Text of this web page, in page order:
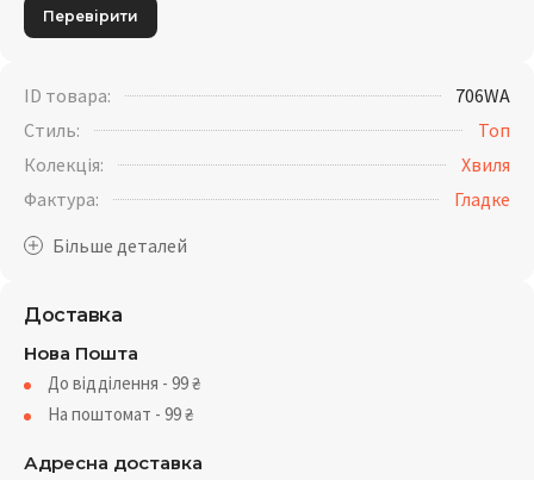
Перевірити
ID товара:
706WA
Стиль:
Топ
Колекція:
Хвиля
Фактура:
Гладке
Доставка
Нова Пошта
До відділення - 99₴
На поштомат - 99₴
Адресна доставка